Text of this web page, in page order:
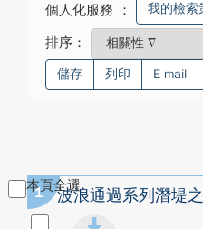
個人化服務 ： 我的檢索
排序：
儲存 列印 E-mail
本頁全選
1 波浪通過系列潛堤